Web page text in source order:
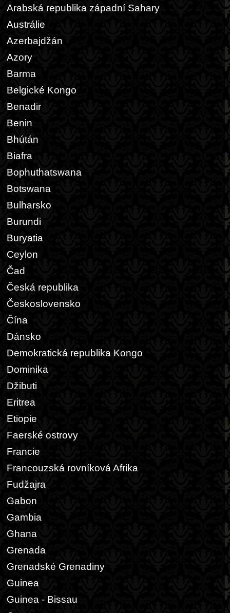
Arabská republika západní Sahary
Austrálie
Azerbajdžán
Azory
Barma
Belgické Kongo
Benadir
Benin
Bhútán
Biafra
Bophuthatswana
Botswana
Bulharsko
Burundi
Buryatia
Ceylon
Čad
Česká republika
Československo
Čína
Dánsko
Demokratická republika Kongo
Dominika
Džibuti
Eritrea
Etiopie
Faerské ostrovy
Francie
Francouzská rovníková Afrika
Fudžajra
Gabon
Gambia
Ghana
Grenada
Grenadské Grenadiny
Guinea
Guinea - Bissau